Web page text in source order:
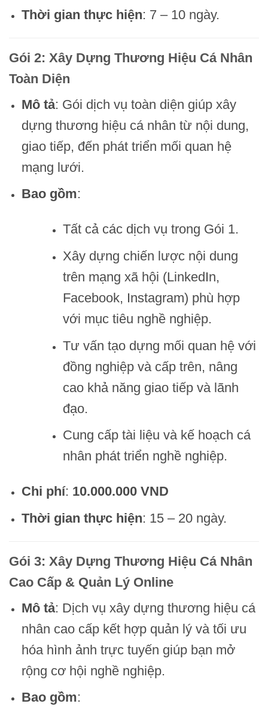
Thời gian thực hiện: 7 – 10 ngày.
Gói 2: Xây Dựng Thương Hiệu Cá Nhân
Toàn Diện
Mô tả: Gói dịch vụ toàn diện giúp xây
dựng thương hiệu cá nhân từ nội dung,
giao tiếp, đến phát triển mối quan hệ
mạng lưới.
Bao gồm:
Tất cả các dịch vụ trong Gói 1.
Xây dựng chiến lược nội dung
trên mạng xã hội (LinkedIn,
Facebook, Instagram) phù hợp
với mục tiêu nghề nghiệp.
Tư vấn tạo dựng mối quan hệ với
đồng nghiệp và cấp trên, nâng
cao khả năng giao tiếp và lãnh
đạo.
Cung cấp tài liệu và kế hoạch cá
nhân phát triển nghề nghiệp.
Chi phí: 10.000.000 VND
Thời gian thực hiện: 15 – 20 ngày.
Gói 3: Xây Dựng Thương Hiệu Cá Nhân
Cao Cấp & Quản Lý Online
Mô tả: Dịch vụ xây dựng thương hiệu cá
nhân cao cấp kết hợp quản lý và tối ưu
hóa hình ảnh trực tuyến giúp bạn mở
rộng cơ hội nghề nghiệp.
Bao gồm: